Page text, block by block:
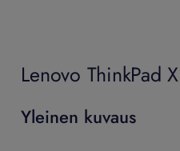
Lenovo ThinkPad
Yleinen kuvaus